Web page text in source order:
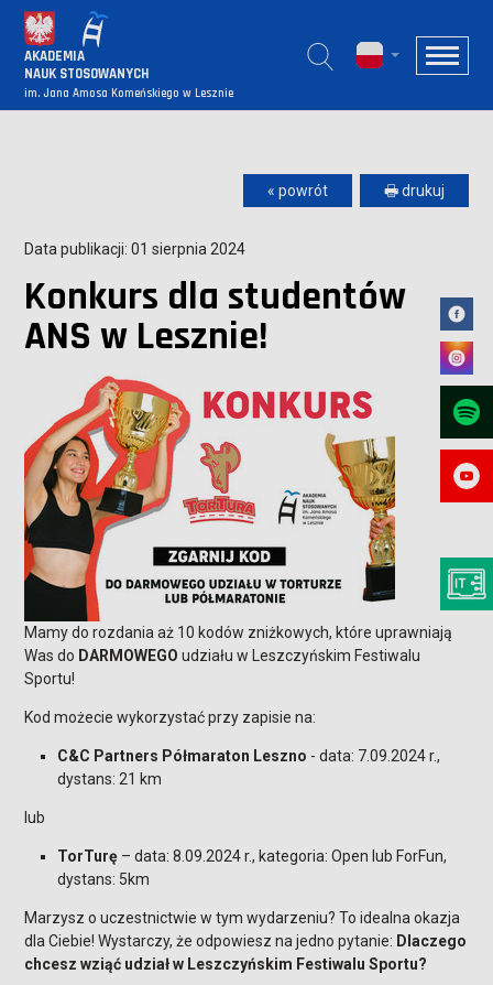
AKADEMIA
NAUK STOSOWANYCH
im. Jana Amosa Komeńskiego w Lesznie
« powrót 🖶 drukuj
Data publikacji: 01 sierpnia 2024
Konkurs dla studentów
ANS w Lesznie!
Mamy do rozdania aż 10 kodów zniżkowych, które uprawniają
Was do DARMOWEGO udziału w Leszczyńskim Festiwalu
Sportu!
Kod możecie wykorzystać przy zapisie na:
C&C Partners Półmaraton Leszno - data: 7.09.2024 r.,
dystans: 21 km
lub
TorTurę – data: 8.09.2024 r., kategoria: Open lub ForFun,
dystans: 5km
Marzysz o uczestnictwie w tym wydarzeniu? To idealna okazja
dla Ciebie! Wystarczy, że odpowiesz na jedno pytanie: Dlaczego
chcesz wziąć udział w Leszczyńskim Festiwalu Sportu?